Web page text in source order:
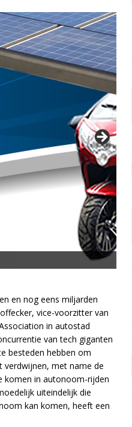
en nog eens miljarden
vice-voorzitter van
in autostad
van tech giganten
besteden hebben om
verdwijnen, met name de
komen in autonoom-rijden
uiteindelijk die
kan komen, heeft een